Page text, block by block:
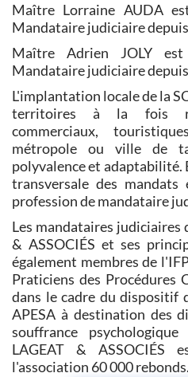
Maître Lorraine AUDA
Mandataire judiciaire
Maître Adrien JOLY
Mandataire judiciaire
L'implantation locale de la
territoires à la fois
commerciaux,
métropole ou ville de
polyvalence et adaptabilité.
transversale des
profession de mandataire
Les mandataires judiciaires
& ASSOCIÉS et ses
également membres de
Praticiens des Procédures
dans le cadre du dispositif
APESA à destination des
souffrance
LAGEAT & ASSOCIÉS
l'association 60 000 rebonds.